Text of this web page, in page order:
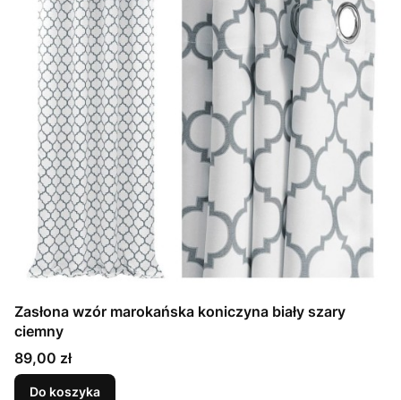
Zasłona wzór marokańska koniczyna biały szary
ciemny
Cena
89,00 zł
Do koszyka